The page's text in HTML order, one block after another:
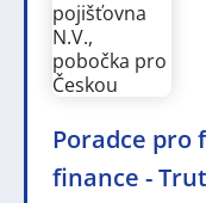
Poradce pro
finance -